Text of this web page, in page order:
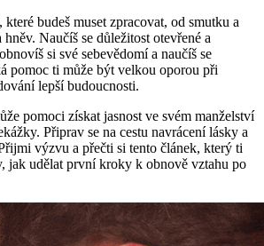
budeš muset zpracovat, od smutku a
Naučíš se důležitost otevřené a
si své sebevědomí a naučíš se
pomoc ti může být velkou oporou při
lepší budoucnosti.
pomoci získat jasnost ve svém manželství
Připrav se na cestu navrácení lásky a
výzvu a přečti si tento článek, který ti
jak udělat první kroky k obnově vztahu po